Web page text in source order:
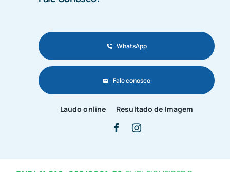
WhatsApp
Fale conosco
Laudo online Resultado de Imagem